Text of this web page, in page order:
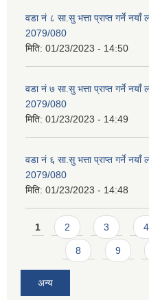
वडा नं ८ सा.सु भत्ता प्राप्त गर्ने नयाँ
2079/080
मिति: 01/23/2023 - 14:50
वडा नं ७ सा.सु भत्ता प्राप्त गर्ने नयाँ
2079/080
मिति: 01/23/2023 - 14:49
वडा नं ६ सा.सु भत्ता प्राप्त गर्ने नयाँ
2079/080
मिति: 01/23/2023 - 14:48
Pages
1 2 3 4
8 9
अन्य